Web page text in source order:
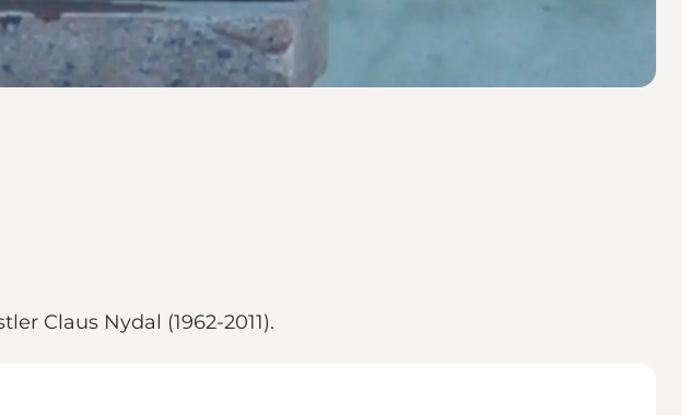
Claus Nydal (1962-2011).